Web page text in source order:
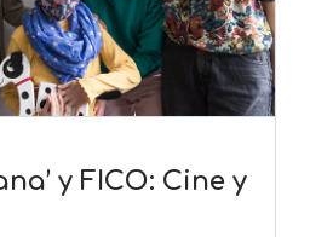
y FICO: Cine y